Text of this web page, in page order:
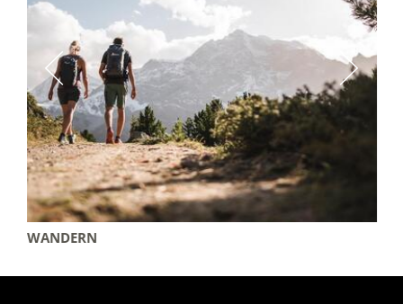
WANDERN